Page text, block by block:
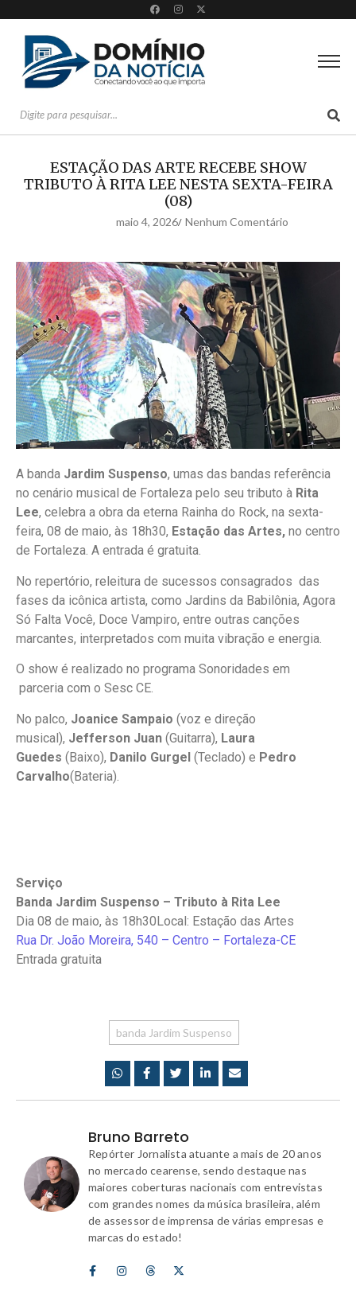
ESTAÇÃO DAS ARTE RECEBE SHOW
TRIBUTO À RITA LEE NESTA SEXTA-FEIRA
(08)
maio 4, 2026/ Nenhum Comentário
A banda Jardim Suspenso, umas das bandas referência
no cenário musical de Fortaleza pelo seu tributo à Rita
Lee, celebra a obra da eterna Rainha do Rock, na sexta-
feira, 08 de maio, às 18h30, Estação das Artes, no centro
de Fortaleza. A entrada é gratuita.
No repertório, releitura de sucessos consagrados das
fases da icônica artista, como Jardins da Babilônia, Agora
Só Falta Você, Doce Vampiro, entre outras canções
marcantes, interpretados com muita vibração e energia.
O show é realizado no programa Sonoridades em
parceria com o Sesc CE.
No palco, Joanice Sampaio (voz e direção
musical), Jefferson Juan (Guitarra), Laura
Guedes (Baixo), Danilo Gurgel (Teclado) e Pedro
Carvalho(Bateria).
Serviço
Banda Jardim Suspenso – Tributo à Rita Lee
Dia 08 de maio, às 18h30Local: Estação das Artes
Rua Dr. João Moreira, 540 – Centro – Fortaleza-CE
Entrada gratuita
banda Jardim Suspenso
Bruno Barreto
Repórter Jornalista atuante a mais de 20 anos
no mercado cearense, sendo destaque nas
maiores coberturas nacionais com entrevistas
com grandes nomes da música brasileira, além
de assessor de imprensa de várias empresas e
marcas do estado!